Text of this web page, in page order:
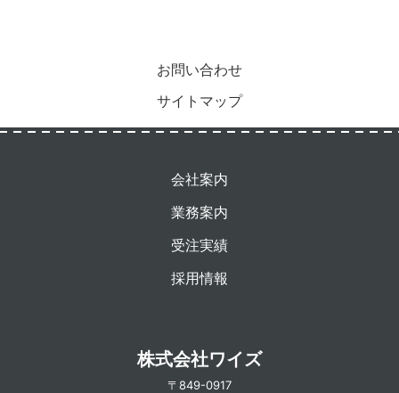
お問い合わせ
サイトマップ
会社案内
業務案内
受注実績
採用情報
株式会社ワイズ
〒849-0917